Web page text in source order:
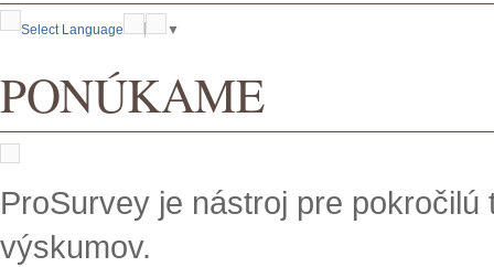
Select Language ▼
PONÚKAME
ProSurvey je nástroj pre
výskumov.